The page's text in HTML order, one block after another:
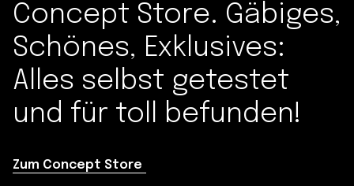
Concept Store. Gäbiges,
Schönes, Exklusives:
Alles selbst getestet
und für toll befunden!
Zum Concept Store